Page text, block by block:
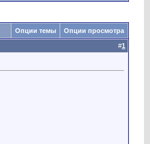
Опции темы Опции просмотра
#1